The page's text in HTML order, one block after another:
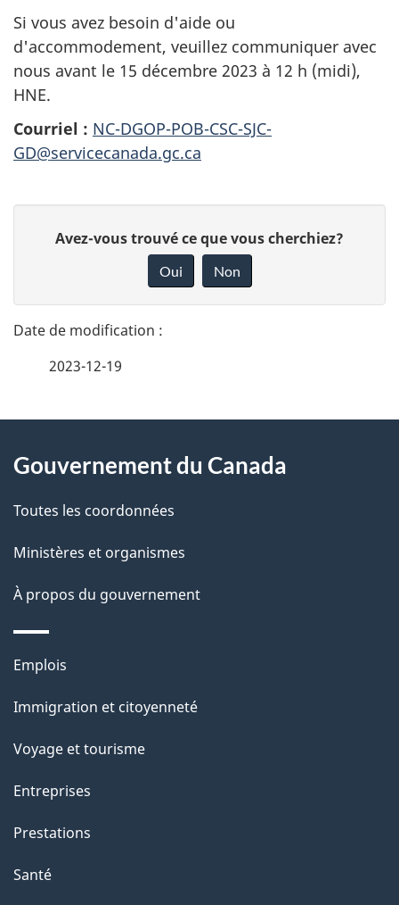
Si vous avez besoin d'aide ou
d'accommodement, veuillez communiquer avec
nous avant le 15 décembre 2023 à 12 h (midi),
HNE.
Courriel : NC-DGOP-POB-CSC-SJC-
GD@servicecanada.gc.ca
t
a
l
s
l
a
p
a
g
e
n
o
t
e
r
é
t
r
a
c
i
o
s
u
Avez-vous trouvé ce que vous cherchiez?
Oui Non
2023-12-19
propos
de
ce
site
Gouvernement du Canada
Toutes les coordonnées
Ministères et organismes
À propos du gouvernement
Thèmes
sujets
Emplois
Immigration et citoyenneté
Voyage et tourisme
Entreprises
Prestations
Santé